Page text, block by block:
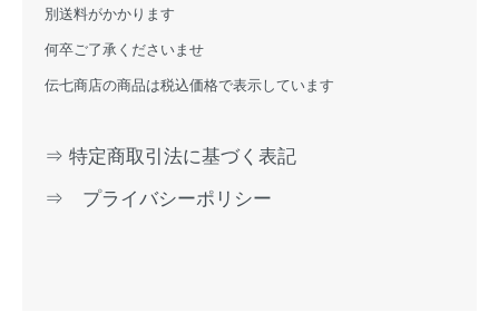
別送料がかかります
何卒ご了承くださいませ
伝七商店の商品は税込価格で表示しています
⇒ 特定商取引法に基づく表記
⇒ プライバシーポリシー